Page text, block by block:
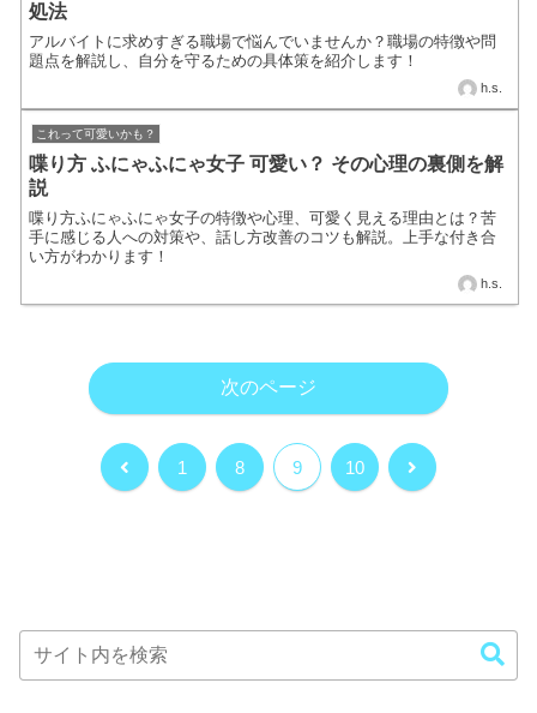
処法
アルバイトに求めすぎる職場で悩んでいませんか？職場の特徴や問
題点を解説し、自分を守るための具体策を紹介します！
h.s.
これって可愛いかも？
喋り方 ふにゃふにゃ女子 可愛い？ その心理の裏側を解
説
喋り方ふにゃふにゃ女子の特徴や心理、可愛く見える理由とは？苦
手に感じる人への対策や、話し方改善のコツも解説。上手な付き合
い方がわかります！
h.s.
次のページ
前 1 8 9 10 次